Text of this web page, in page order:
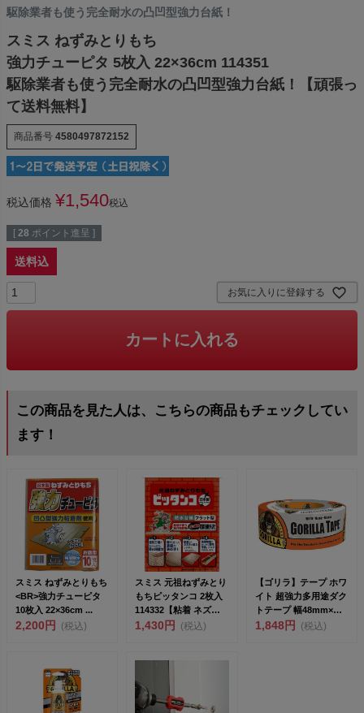
駆除業者も使う完全耐水の凸凹型強力台紙！
スミス ねずみとりもち
強力チューピタ 5枚入 22×36cm 114351
駆除業者も使う完全耐水の凸凹型強力台紙！【頑張っ
て送料無料】
商品番号 4580497872152
税込価格 ¥1,540税込
[ 28 ポイント進呈 ]
送料込
お気に入りに登録する
カートに入れる
この商品を見た人は、こちらの商品もチェックしてい
ます！
スミス ねずみとりもち
<BR>強力チューピタ
10枚入 22×36cm ...
2,200円 (税込)
スミス 元祖ねずみとり
もちピッタンコ 2枚入
114332【粘着 ネズミ
捕り シート...
1,430円 (税込)
【ゴリラ】テープ ホワ
イト 超強力多用途ダク
トテープ 幅48mm×長
さ9.1m×厚さ...
1,848円 (税込)